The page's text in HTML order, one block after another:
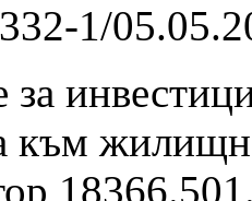
1/
за
към